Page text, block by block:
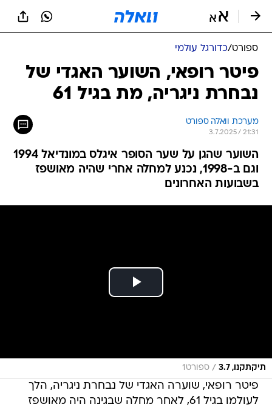
ספורט/כדורגל עולמי
פיטר רופאי, השוער האגדי של
נבחרת ניגריה, מת בגיל 61
מערכת וואלה ספורט
3.7.2025 / 21:31
השוער שהגן על שער הסופר איגלס במונדיאל 1994
וגם ב-1998, נכנע למחלה אחרי שהיה מאושפז
בשבועות האחרונים
תיקתקנו, 3.7 / ספורט1
פיטר רופאי, שוערה האגדי של נבחרת ניגריה, הלך
לעולמו בגיל 61, לאחר מחלה שבגינה היה מאושפז